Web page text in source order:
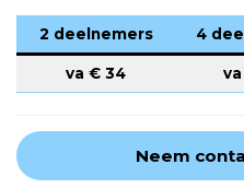
2 deelnemers 4
va € 34
Neem